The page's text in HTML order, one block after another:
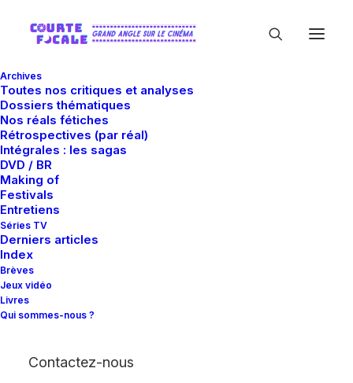
Archives
Toutes nos critiques et analyses
Dossiers thématiques
Nos réals fétiches
Rétrospectives (par réal)
Intégrales : les sagas
DVD / BR
Making of
Festivals
Entretiens
Séries TV
Derniers articles
Index
Brèves
Jeux vidéo
Livres
Qui sommes-nous ?
Contactez-nous